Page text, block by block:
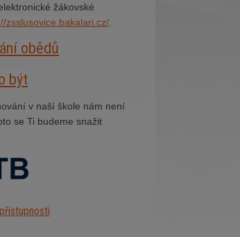
žákovské
zsslusovice.bakalari.cz/
obědů
být
v naší škole nám není
se Ti budeme snažit